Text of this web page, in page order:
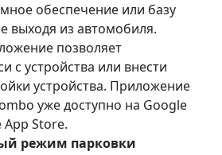
обеспечение или базу
выходя из автомобиля.
позволяет
с устройства или внести
устройства. Приложение
уже доступно на Google
App Store.
режим парковки